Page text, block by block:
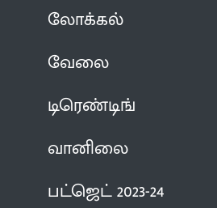
லோக்கல்
வேலை
டிரெண்டிங்
வானிலை
பட்ஜெட் 2023-24